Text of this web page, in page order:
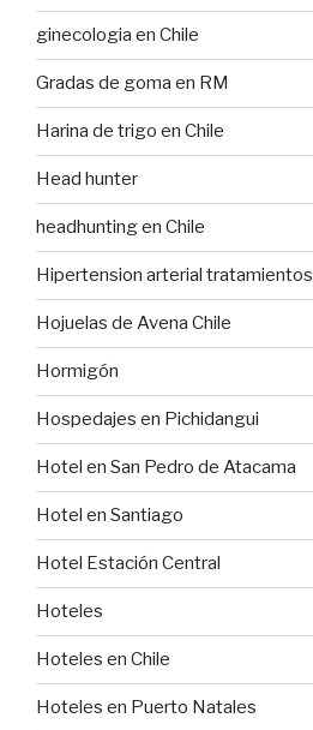
ginecologia en Chile
Gradas de goma en RM
Harina de trigo en Chile
Head hunter
headhunting en Chile
Hipertension arterial tratamientos
Hojuelas de Avena Chile
Hormigón
Hospedajes en Pichidangui
Hotel en San Pedro de Atacama
Hotel en Santiago
Hotel Estación Central
Hoteles
Hoteles en Chile
Hoteles en Puerto Natales